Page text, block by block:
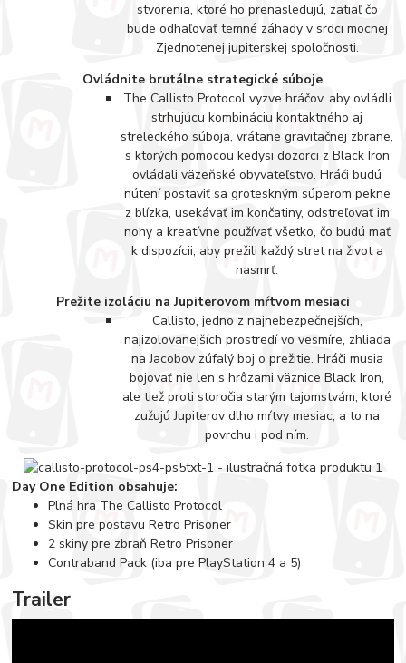
stvorenia, ktoré ho prenasledujú, zatiaľ čo
bude odhaľovať temné záhady v srdci mocnej
Zjednotenej jupiterskej spoločnosti.
Ovládnite brutálne strategické súboje
The Callisto Protocol vyzve hráčov, aby ovládli
strhujúcu kombináciu kontaktného aj
streleckého súboja, vrátane gravitačnej zbrane,
s ktorých pomocou kedysi dozorci z Black Iron
ovládali väzeňské obyvateľstvo. Hráči budú
nútení postaviť sa groteskným súperom pekne
z blízka, usekávať im končatiny, odstreľovať im
nohy a kreatívne používať všetko, čo budú mať
k dispozícii, aby prežili každý stret na život a
nasmrť.
Prežite izoláciu na Jupiterovom mŕtvom mesiaci
Callisto, jedno z najnebezpečnejších,
najizolovanejších prostredí vo vesmíre, zhliada
na Jacobov zúfalý boj o prežitie. Hráči musia
bojovať nie len s hrôzami väznice Black Iron,
ale tiež proti storočia starým tajomstvám, ktoré
zužujú Jupiterov dlho mŕtvy mesiac, a to na
povrchu i pod ním.
Day One Edition obsahuje:
Plná hra The Callisto Protocol
Skin pre postavu Retro Prisoner
2 skiny pre zbraň Retro Prisoner
Contraband Pack (iba pre PlayStation 4 a 5)
Trailer